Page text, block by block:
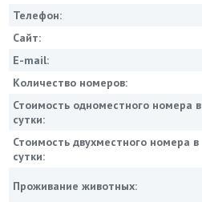
Телефон:
Сайт:
E-mail:
Количество номеров:
Стоимость одноместного номера в
сутки:
Стоимость двухместного номера в
сутки:
Проживание животных: